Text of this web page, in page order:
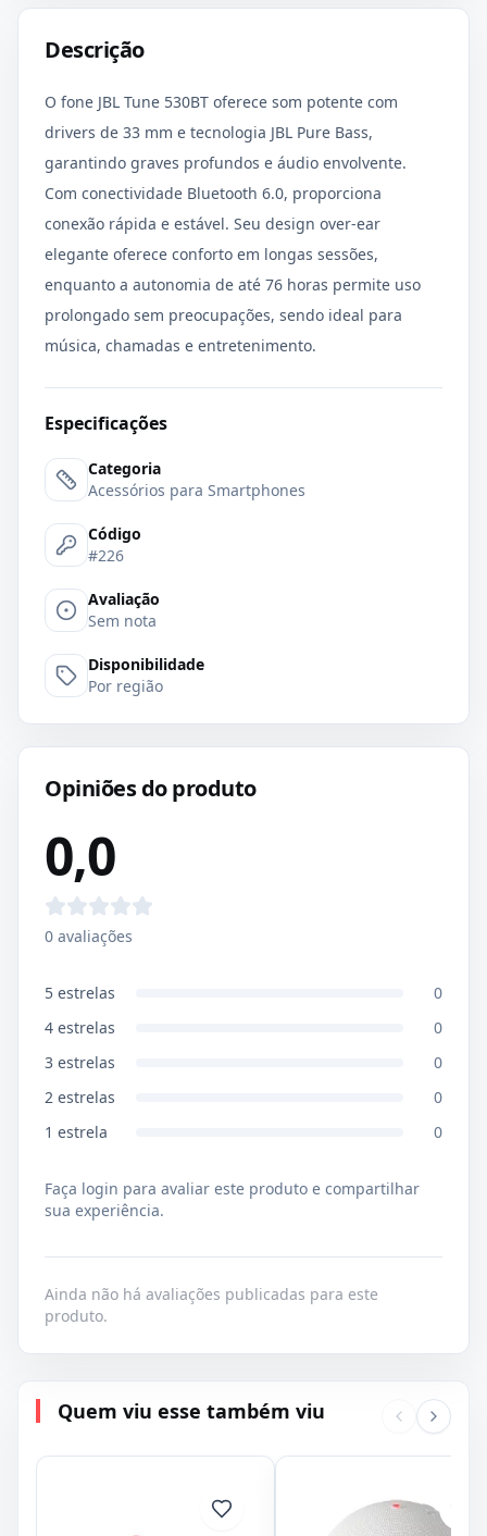
Descrição
O fone JBL Tune 530BT oferece som potente com
drivers de 33 mm e tecnologia JBL Pure Bass,
garantindo graves profundos e áudio envolvente.
Com conectividade Bluetooth 6.0, proporciona
conexão rápida e estável. Seu design over-ear
elegante oferece conforto em longas sessões,
enquanto a autonomia de até 76 horas permite uso
prolongado sem preocupações, sendo ideal para
música, chamadas e entretenimento.
Especificações
Categoria
Acessórios para Smartphones
Código
#226
Avaliação
Sem nota
Disponibilidade
Por região
Opiniões do produto
0,0
0 avaliações
5 estrelas
0
4 estrelas
0
3 estrelas
0
2 estrelas
0
1 estrela 0
Faça login para avaliar este produto e compartilhar
sua experiência.
Ainda não há avaliações publicadas para este
produto.
Quem viu esse também viu